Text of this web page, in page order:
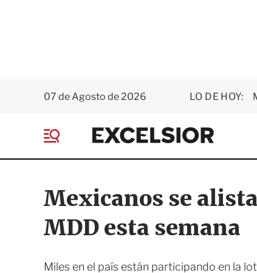
07 de Agosto de 2026 LO DE HOY:
E
x
e
s
o
r
e
Mexicanos se
MDD esta semana
Miles en el país están participando en la